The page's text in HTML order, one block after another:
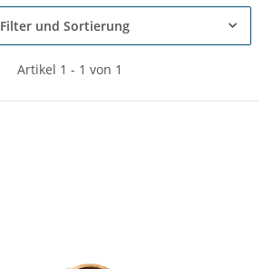
Filter und Sortierung
Artikel 1 - 1 von 1